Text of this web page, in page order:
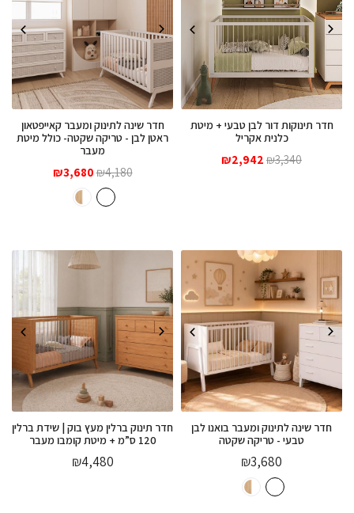
חדר תינוקות דור לבן טבעי + מיטת
כלנית אקריל
₪3,340
המחיר₪2,942
המחיר
חדר שינה לתינוק ומעבר קאייפטאון
ראטן לבן - טריקה שקטה- כולל מיטת
מעבר
₪4,180
המחיר
המקורי
היה:
₪3,680
המחיר
חדר שינה לתינוק ומעבר בואנו לבן
טבעי - טריקה שקטה
₪3,680
חדר תינוק ברלין מעץ בוק | שידת ברלין
120 ס”מ + מיטת קומבו מעבר
₪4,480